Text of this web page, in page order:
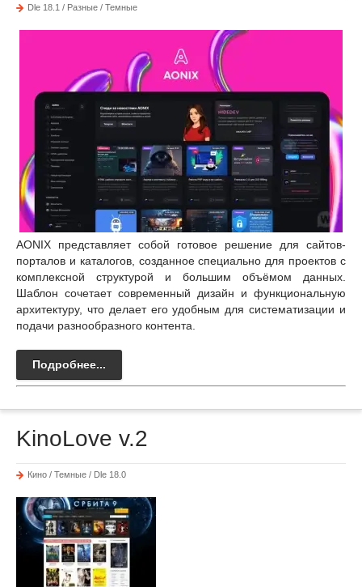
Dle 18.1 / Разные / Темные
AONIX представляет собой готовое решение для сайтов-
порталов и каталогов, созданное специально для проектов с
комплексной структурой и большим объёмом данных.
Шаблон сочетает современный дизайн и функциональную
архитектуру, что делает его удобным для систематизации и
подачи разнообразного контента.
Подробнее...
KinoLove v.2
Кино / Темные / Dle 18.0